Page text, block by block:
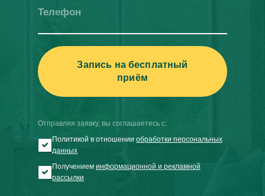
Телефон
Запись на бесплатный
приём
Отправляя заявку, вы соглашаетесь с:
Политикой в отношении обработки персональных
данных
Получением информационной и рекламной
рассылки